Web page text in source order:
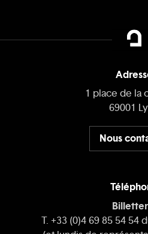
1 place de la
69001
Nous
T. +33 (0)4 69 85 54 54